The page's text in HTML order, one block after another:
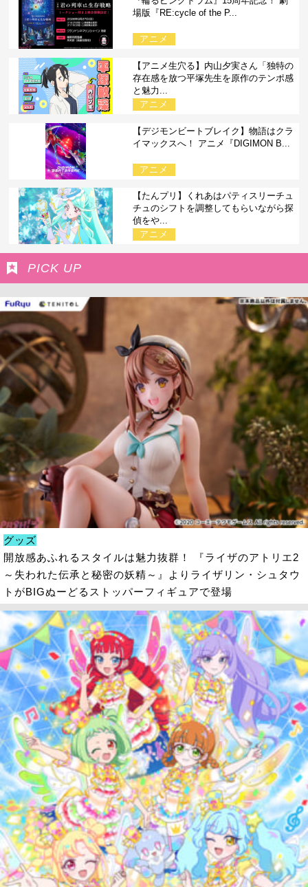
場版『RE:cycle of the P...
アニメ
【アニメ生穴る】内山夕実さん「独特の
存在感を放つ平塚先生を原作のテンポ感
と魅力...
アニメ
【デジモンビートブレイク】物語はクラ
イマックスへ！ アニメ『DIGIMON B...
アニメ
【たんプリ】くれあはパティスリーチュ
チュのシフトを調整してもらいながら探
偵をや...
アニメ
PICK UP
グッズ
開放感あふれるスタイルは魅力抜群！ 『ライザのアトリエ2
～失われた伝承と秘密の妖精～』よりライザリン・シュタウ
トがBIGぬーどるストッパーフィギュアで登場